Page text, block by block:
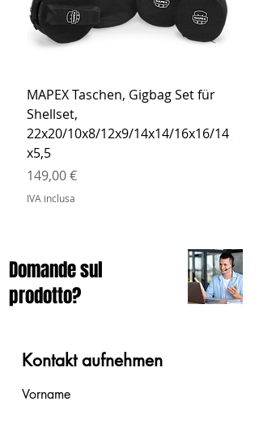
MAPEX Taschen, Gigbag Set für
Shellset,
22x20/10x8/12x9/14x14/16x16/14
x5,5
Prezzo
149,00 €
IVA inclusa
Domande sul
prodotto?
Kontakt aufnehmen
Vorname